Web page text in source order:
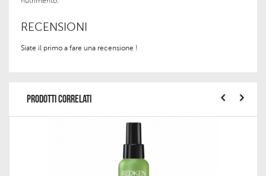
RECENSIONI
Siate il primo a fare una recensione !
PRODOTTI CORRELATI